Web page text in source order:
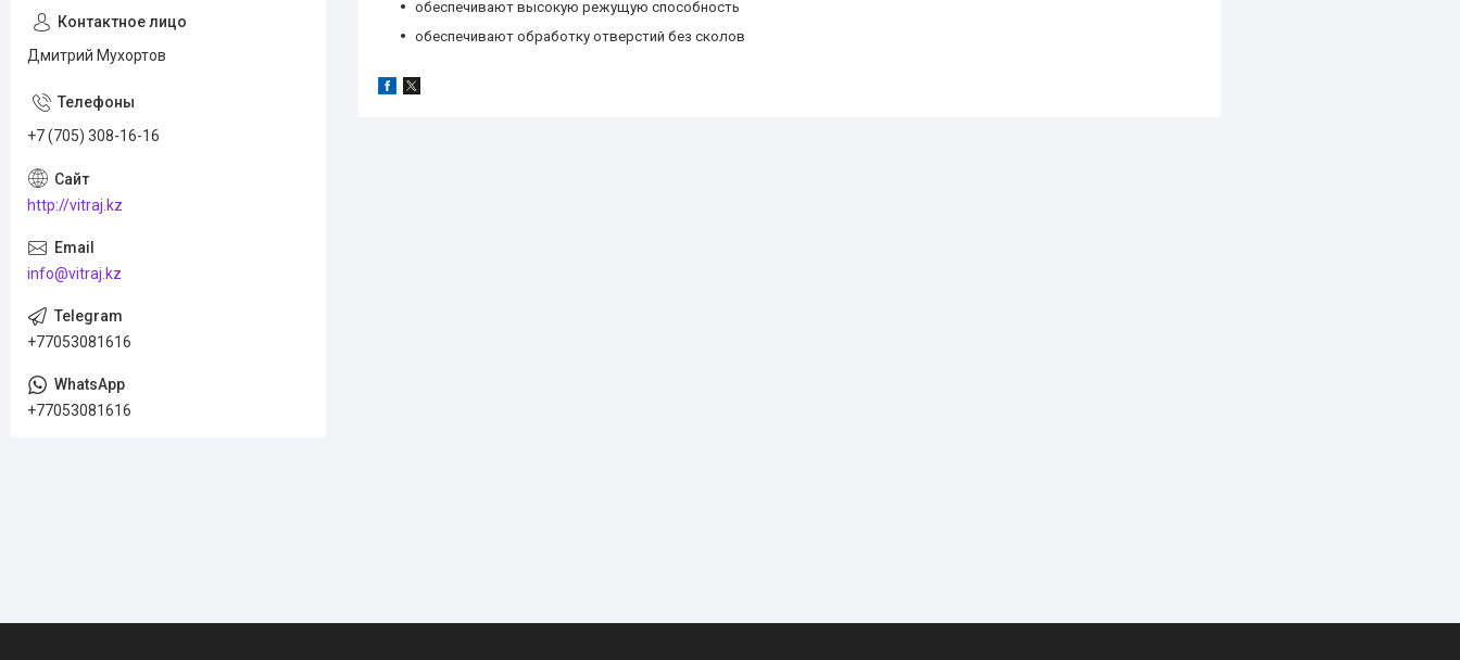
обеспечивают высокую режущую способность
обеспечивают обработку отверстий без сколов
Дмитрий Мухортов
+7 (705) 308-16-16
http://vitraj.kz
info@vitraj.kz
+77053081616
+77053081616